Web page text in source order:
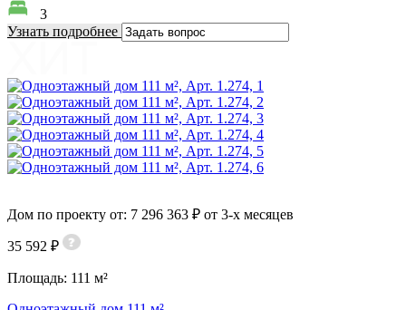
3
Узнать подробнее
Дом по проекту от: 7 296 363 ₽ от 3-х месяцев
35 592 ₽
Площадь: 111 м²